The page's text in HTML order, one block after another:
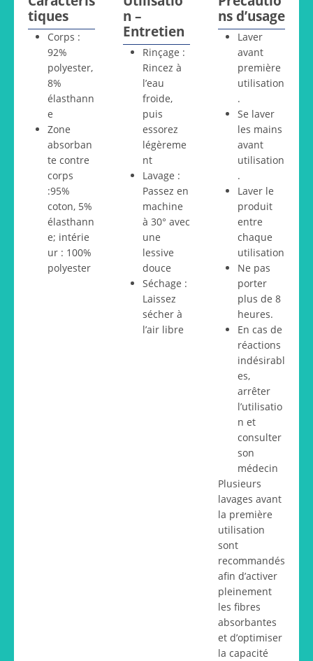
tiques
Corps :
92%
polyester,
8%
élasthann
e
Zone
absorban
te contre
corps
:95%
coton, 5%
élasthann
e; intérie
ur : 100%
polyester
n –
Entretien
Rinçage :
Rincez à
l’eau
froide,
puis
essorez
légèreme
nt
Lavage :
Passez en
machine
à 30° avec
une
lessive
douce
Séchage :
Laissez
sécher à
l’air libre
ns d’usage
Laver
avant
première
utilisation
.
Se laver
les mains
avant
utilisation
.
Laver le
produit
entre
chaque
utilisation
Ne pas
porter
plus de 8
heures.
En cas de
réactions
indésirabl
es,
arrêter
l’utilisatio
n et
consulter
son
médecin
Plusieurs
lavages avant
la première
utilisation
sont
recommandés
afin d’activer
pleinement
les fibres
absorbantes
et d’optimiser
la capacité